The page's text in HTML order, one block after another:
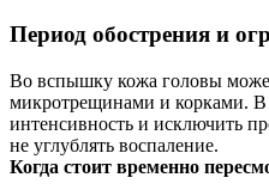
Период обострения и
Во вспышку кожа головы
микротрещинами и корками. В
интенсивность и исключить
не углублять воспаление.
Когда стоит временно